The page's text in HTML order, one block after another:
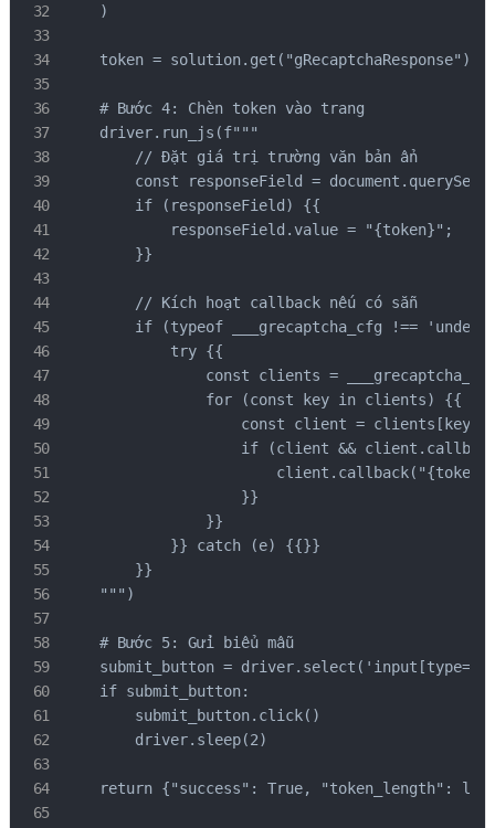
    )
    token = solution.get("gRecaptchaResponse")
    # Bước 4: Chèn token vào trang
    driver.run_js(f"""
        // Đặt giá trị trường văn bản ẩn
const responseField =
        if (responseField) {{
            responseField.value = "{token}";
        }}
        // Kích hoạt callback nếu có sẵn
if (typeof ___grecaptcha_cfg !==
            try {{
const clients =
                for (const key in clients) {{
                    const client = clients[key];
if (client &&
                    }}
                }}
            }} catch (e) {{}}
        }}
    """)
    # Bước 5: Gửi biểu mẫu
submit_button =
    if submit_button:
        submit_button.click()
        driver.sleep(2)
return {"success": True, "token_length":